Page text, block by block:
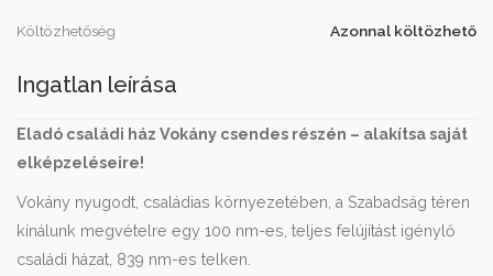
Költözhetőség Azonnal költözhető
Ingatlan leírása
Eladó családi ház Vokány csendes részén – alakítsa saját
elképzeléseire!
Vokány nyugodt, családias környezetében, a Szabadság téren
kínálunk megvételre egy 100 nm-es, teljes felújítást igénylő
családi házat, 839 nm-es telken.